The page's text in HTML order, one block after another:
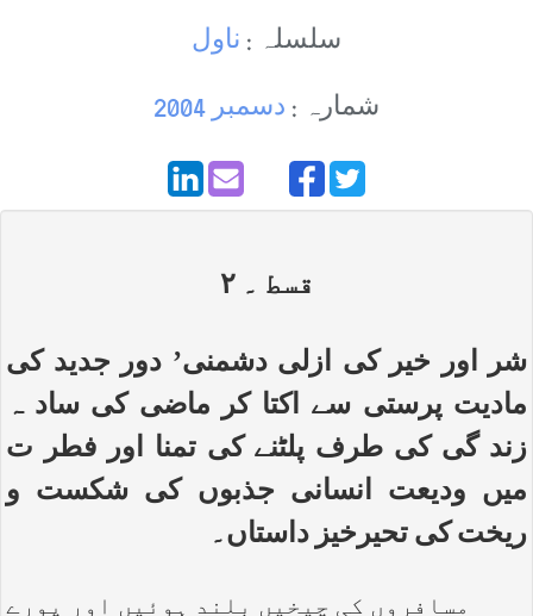
سلسلہ : ناول
شمارہ : دسمبر 2004
قسط ۔ ۲
شر اور خیر کی ازلی دشمنی’ دور جدید کی
مادیت پرستی سے اکتا کر ماضی کی ساد ہ
زند گی کی طرف پلٹنے کی تمنا اور فطر ت
میں ودیعت انسانی جذبوں کی شکست و
ریخت کی تحیرخیز داستاں۔